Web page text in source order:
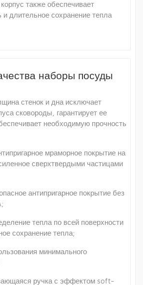
также обеспечивает
и длительное сохранение тепла
наборы посуды
стенок и дна исключает
сковороды, гарантирует ее
необходимую прочность
мраморное покрытие на
сверхтвердыми частицами
антипригарное покрытие без
тепла по всей поверхности
сохранение тепла;
минимального
ручка с эффектом soft-